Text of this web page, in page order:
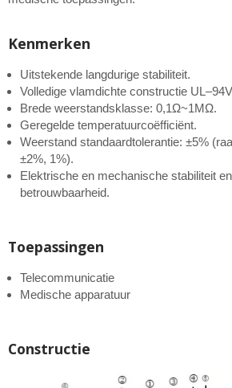
Kenmerken
Uitstekende langdurige stabiliteit.
Volledige vlamdichte constructie
Brede weerstandsklasse: 0,1Ω~1MΩ.
Geregelde temperatuurcoëfficiënt.
Weerstand standaardtolerantie: ±5%
±2%, 1%).
Elektrische en mechanische stabiliteit
betrouwbaarheid.
Toepassingen
Telecommunicatie
Medische apparatuur
Constructie